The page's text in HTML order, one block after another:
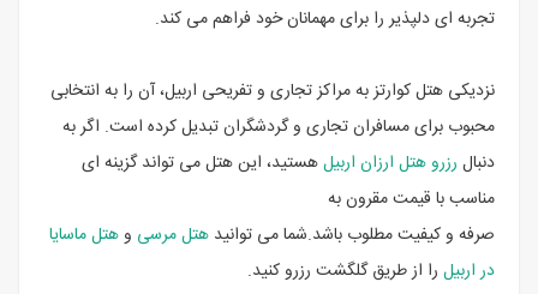
تجربه ای دلپذیر را برای مهمانان خود فراهم می کند.
نزدیکی هتل کوارتز به مراکز تجاری و تفریحی اربیل، آن را به انتخابی
محبوب برای مسافران تجاری و گردشگران تبدیل کرده است. اگر به
دنبال رزرو هتل ارزان اربیلهستید، این هتل می تواند گزینه ای
مناسب با قیمت مقرون به
صرفه و کیفیت مطلوب باشد.شما می توانید هتل مرسی وهتل ماسایا
در اربیل را از طریق گلگشت رزرو کنید.